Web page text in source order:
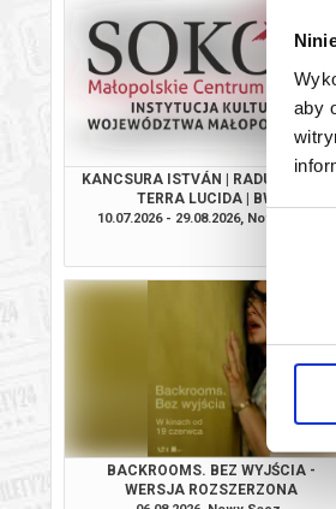
aby
Wybór
KANCSURA ISTVÁN | RADU ŞERBAN |
TERRA LUCIDA | BWA
10.07.2026 - 29.08.2026, Nowy Sącz
BACKROOMS. BEZ WYJŚCIA -
WERSJA ROZSZERZONA